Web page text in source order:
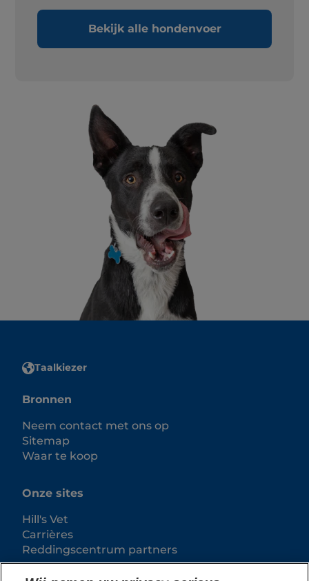
Bekijk alle hondenvoer
Taalkiezer
Bronnen
Neem contact met ons op
Sitemap
Waar te koop
Onze sites
Hill's Vet
Carrières
Reddingscentrum partners